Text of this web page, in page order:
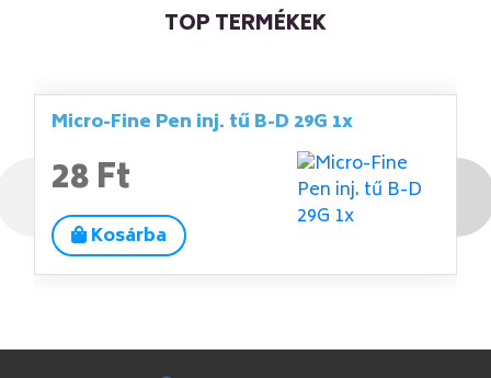
TOP TERMÉKEK
Micro-Fine Pen inj. tű B-D 29G 1x
28 Ft
Kosárba